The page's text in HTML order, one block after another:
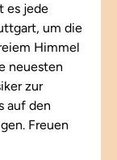
es jede
um die
Himmel
neuesten
zur
auf den
Freuen